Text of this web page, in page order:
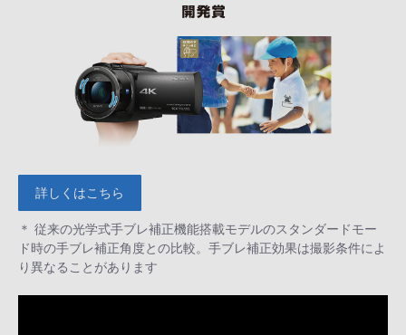
詳しくはこちら
＊ 従来の光学式手ブレ補正機能搭載モデルのスタンダードモー
ド時の手ブレ補正角度との比較。手ブレ補正効果は撮影条件によ
り異なることがあります